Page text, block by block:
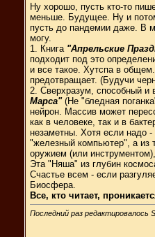
Ну хорошо, пусть кто-то
меньше. Будущее. Ну и
пусть до пандемии даже. В
могу.
1. Книга "Апрельские
подходит под это
и все такое. Хутспа в
предотвращает. (Будучи
2. Сверхразум, способный и
Марса"(Не "бледная
нейрон. Массив может
как в человеке, так и в
незаметны. Хотя если надо
"железный компьютер", а из
оружием (или
Эта "Няша" из глубин
Счастье всем - если
Биосфера.
Все, кто читает,
Последний раз редактировалось